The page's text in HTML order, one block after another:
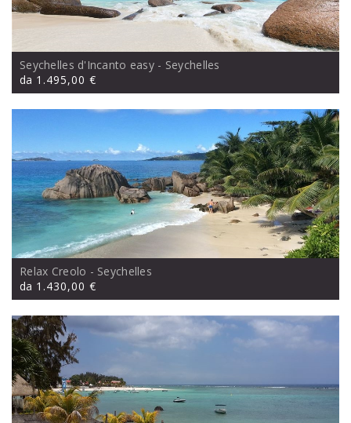
Seychelles d'Incanto easy - Seychelles
da 1.495,00 €
Relax Creolo - Seychelles
da 1.430,00 €